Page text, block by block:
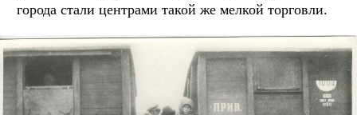
города стали центрами такой же мелкой торговли.